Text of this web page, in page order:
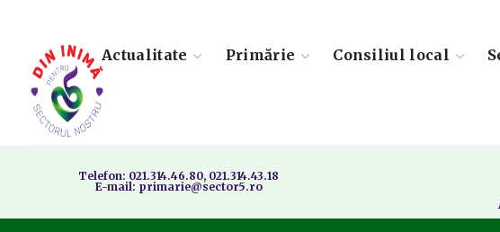
Actualitate Primărie Consiliul local
Telefon: 021.314.46.80, 021.314.43.18
E-mail: primarie@sector5.ro